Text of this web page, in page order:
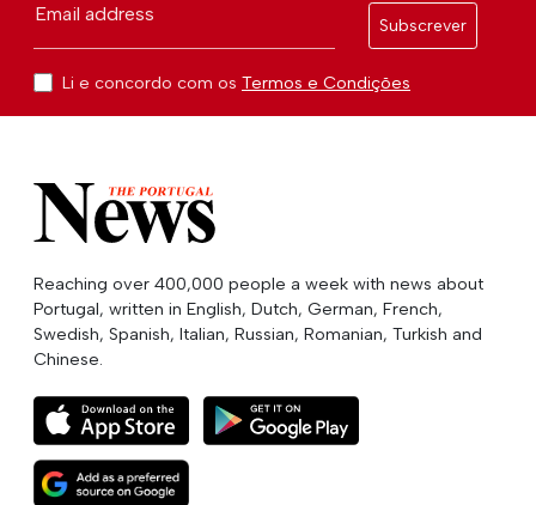
Email address
Subscrever
Li e concordo com os Termos e Condições
Reaching over 400,000 people a week with news about
Portugal, written in English, Dutch, German, French,
Swedish, Spanish, Italian, Russian, Romanian, Turkish and
Chinese.